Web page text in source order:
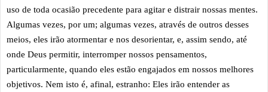
uso de toda ocasião precedente para agitar e distrair nossas mentes.
Algumas vezes, por um; algumas vezes, através de outros desses
meios, eles irão atormentar e nos desorientar, e, assim sendo, até
onde Deus permitir, interromper nossos pensamentos,
particularmente, quando eles estão engajados em nossos melhores
objetivos. Nem isto é, afinal, estranho: Eles irão entender as